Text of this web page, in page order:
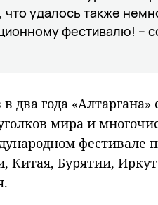
удалось также
фестивалю! –
два года
мира и
фестивале
Китая, Бурятии,